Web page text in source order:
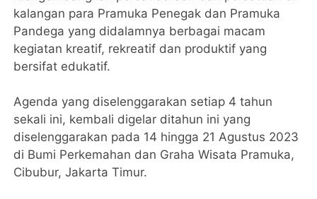
kalangan para Pramuka Penegak dan Pramuka
Pandega yang didalamnya berbagai macam
kegiatan kreatif, rekreatif dan produktif yang
bersifat edukatif.
Agenda yang diselenggarakan setiap 4 tahun
sekali ini, kembali digelar ditahun ini yang
diselenggarakan pada 14 hingga 21 Agustus 2023
di Bumi Perkemahan dan Graha Wisata Pramuka,
Cibubur, Jakarta Timur.